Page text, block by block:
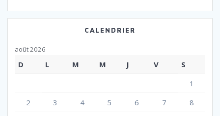
CALENDRIER
août 2026
D L M M J V
S
1
2
3 4 5 6 7
8